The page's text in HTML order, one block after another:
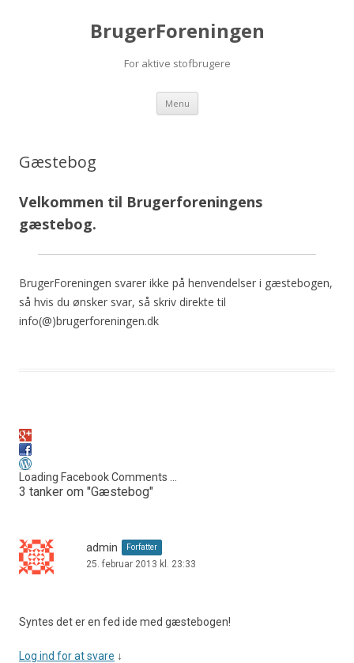
BrugerForeningen
For aktive stofbrugere
Menu Videre til indhold
Gæstebog
Velkommen til Brugerforeningens
gæstebog.
BrugerForeningen svarer ikke på henvendelser i gæstebogen,
så hvis du ønsker svar, så skriv direkte til
info(@)brugerforeningen.dk
Loading Facebook Comments ...
3 tanker om "Gæstebog"
admin Forfatter
25. februar 2013 kl. 23:33
Syntes det er en fed ide med gæstebogen!
Log ind for at svare ↓